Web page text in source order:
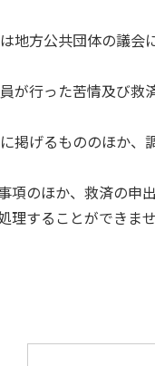
地方公共団体の議会
が行った苦情及び救
掲げるもののほか、
項のほか、救済の申
理することができま